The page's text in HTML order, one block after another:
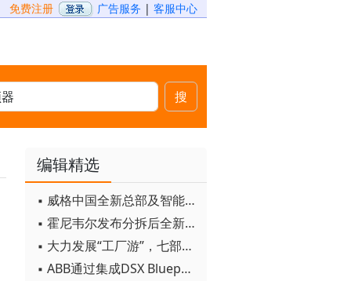
免费注册 广告服务 | 客服中心
搜
编辑精选
▪ 威格中国全新总部及智能工厂启用
▪ 霍尼韦尔发布分拆后全新品牌：霍尼韦尔科技与霍尼韦尔航空航天
▪ 大力发展“工厂游”，七部门联合发文！
▪ ABB通过集成DSX Blueprint AI基础设施，扩大与英伟达的合作